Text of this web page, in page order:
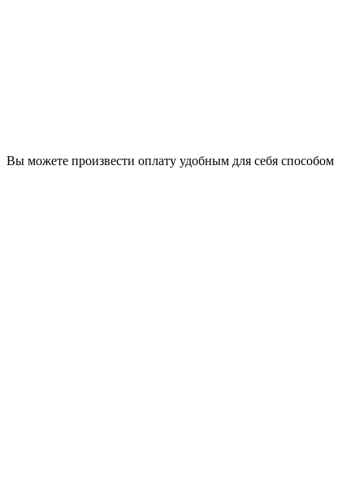
Вы можете произвести оплату удобным для себя способом